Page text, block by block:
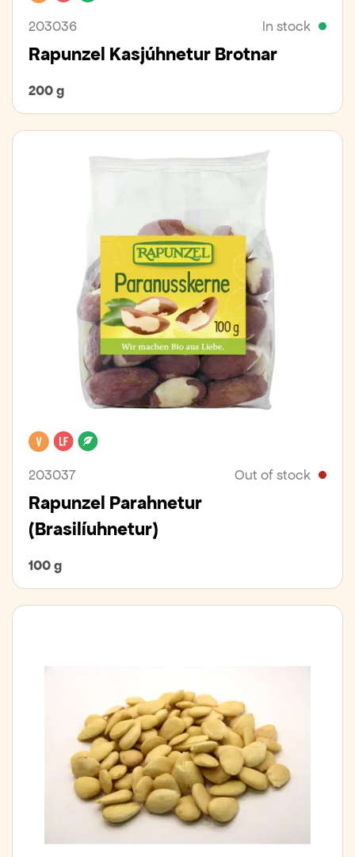
203036 In stock
Rapunzel Kasjúhnetur Brotnar
200 g
VeganLactose free
203037 Out of stock
Rapunzel Parahnetur
(Brasilíuhnetur)
100 g